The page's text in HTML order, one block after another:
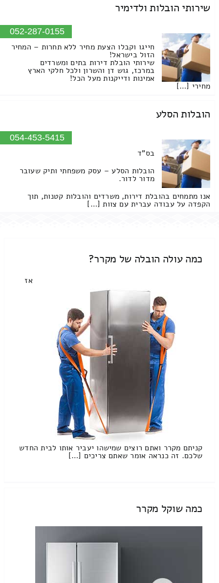
שירותי הובלות ולדימיר
052-287-0155
חייגו וקבלו הצעת מחיר ללא תחרות – המחיר
הזול בישראל!
שירותי הובלת דירות בתים ומשרדים
במרכז, גוש דן והשרון ולכל חלקי הארץ
אמינות ודייקנות מעל הכל!
מחירי […]
הובלות הסלע
054-453-5415
בס"ד
הובלות הסלע – עסק משפחתי ותיק שעובר
מדור לדור.
אנו מתמחים בהובלת דירות, משרדים והובלות קטנות, תוך
הקפדה על עבודה עברית עם צוות […]
כמה עולה הובלה של מקרר?
אז
קניתם מקרר ואתם רוצים שמישהו יעביר אותו לבית החדש
שלכם. זה כנראה אומר שאתם צריכים […]
כמה שוקל מקרר